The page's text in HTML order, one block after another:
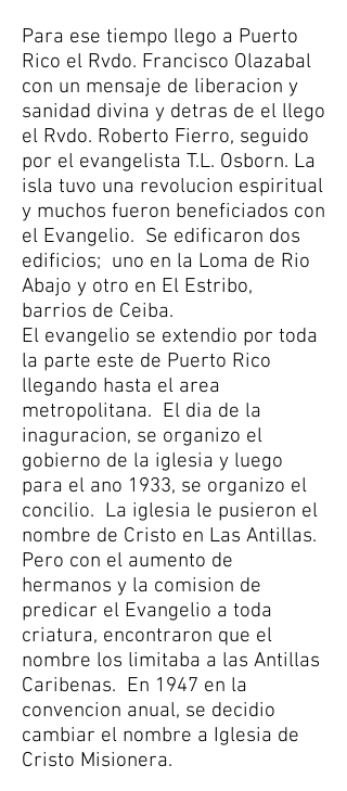
Para ese tiempo llego a Puerto
Rico el Rvdo. Francisco Olazabal
con un mensaje de liberacion y
sanidad divina y detras de el llego
el Rvdo. Roberto Fierro, seguido
por el evangelista T.L. Osborn. La
isla tuvo una revolucion espiritual
y muchos fueron beneficiados con
el Evangelio. Se edificaron dos
edificios; uno en la Loma de Rio
Abajo y otro en El Estribo,
barrios de Ceiba.
El evangelio se extendio por toda
la parte este de Puerto Rico
llegando hasta el area
metropolitana. El dia de la
inaguracion, se organizo el
gobierno de la iglesia y luego
para el ano 1933, se organizo el
concilio. La iglesia le pusieron el
nombre de Cristo en Las Antillas.
Pero con el aumento de
hermanos y la comision de
predicar el Evangelio a toda
criatura, encontraron que el
nombre los limitaba a las Antillas
Caribenas. En 1947 en la
convencion anual, se decidio
cambiar el nombre a Iglesia de
Cristo Misionera.